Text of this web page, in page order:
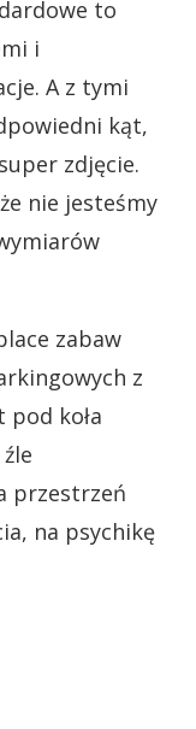
to
i
A z tymi
kąt,
zdjęcie.
nie jesteśmy
zabaw
z
koła
przestrzeń
na psychikę